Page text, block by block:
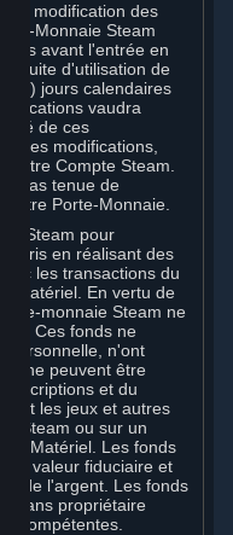
modification des
Monnaie Steam
avant l'entrée en
d'utilisation de
(30) jours calendaires
vaudra
de ces
ces modifications,
votre Compte Steam.
cas tenue de
votre Porte-Monnaie.
Steam pour
en réalisant des
les transactions du
Matériel. En vertu de
monnaie Steam ne
Ces fonds ne
personnelle, n'ont
et ne peuvent être
et du
les jeux et autres
Steam ou sur un
du Matériel. Les fonds
valeur fiduciaire et
de l'argent. Les fonds
sans propriétaire
compétentes.